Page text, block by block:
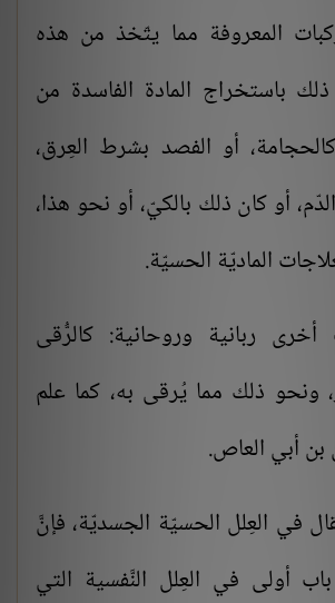
المعروفة مما يتّخذ من هذه
ذلك باستخراج المادة الفاسدة من
أو الفصد بشرط العِرق،
أو كان ذلك بالكيّ، أو نحو هذا،
الماديّة الحسيّة.
ربانية وروحانية: كالرُّقى
ونحو ذلك مما يُرقى به، كما علم
أبي العاص.
في العِلل الحسيّة الجسديّة، فإنَّ
أولى في العِلل النَّفسية التي